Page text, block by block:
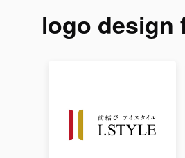
logo design